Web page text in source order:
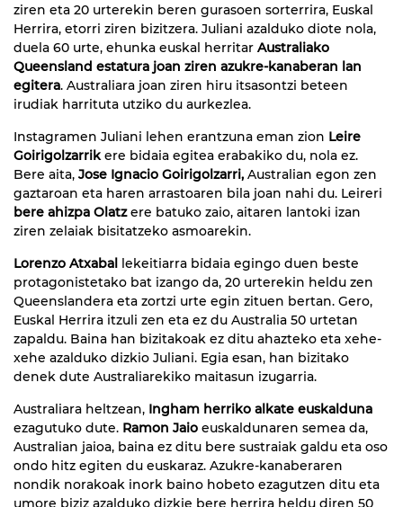
ziren eta 20 urterekin beren gurasoen sorterrira, Euskal
Herrira, etorri ziren bizitzera. Juliani azalduko diote nola,
duela 60 urte, ehunka euskal herritar Australiako
Queensland estatura joan ziren azukre-kanaberan lan
egitera. Australiara joan ziren hiru itsasontzi beteen
irudiak harrituta utziko du aurkezlea.
Instagramen Juliani lehen erantzuna eman zion Leire
Goirigolzarrik ere bidaia egitea erabakiko du, nola ez.
Bere aita, Jose Ignacio Goirigolzarri, Australian egon zen
gaztaroan eta haren arrastoaren bila joan nahi du. Leireri
bere ahizpa Olatzere batuko zaio, aitaren lantoki izan
ziren zelaiak bisitatzeko asmoarekin.
Lorenzo Atxabal lekeitiarra bidaia egingo duen beste
protagonistetako bat izango da, 20 urterekin heldu zen
Queenslandera eta zortzi urte egin zituen bertan. Gero,
Euskal Herrira itzuli zen eta ez du Australia 50 urtetan
zapaldu. Baina han bizitakoak ez ditu ahazteko eta xehe-
xehe azalduko dizkio Juliani. Egia esan, han bizitako
denek dute Australiarekiko maitasun izugarria.
Australiara heltzean, Ingham herriko alkate euskalduna
ezagutuko dute. Ramon Jaio euskaldunaren semea da,
Australian jaioa, baina ez ditu bere sustraiak galdu eta oso
ondo hitz egiten du euskaraz. Azukre-kanaberaren
nondik norakoak inork baino hobeto ezagutzen ditu eta
umore biziz azalduko dizkie bere herrira heldu diren 50